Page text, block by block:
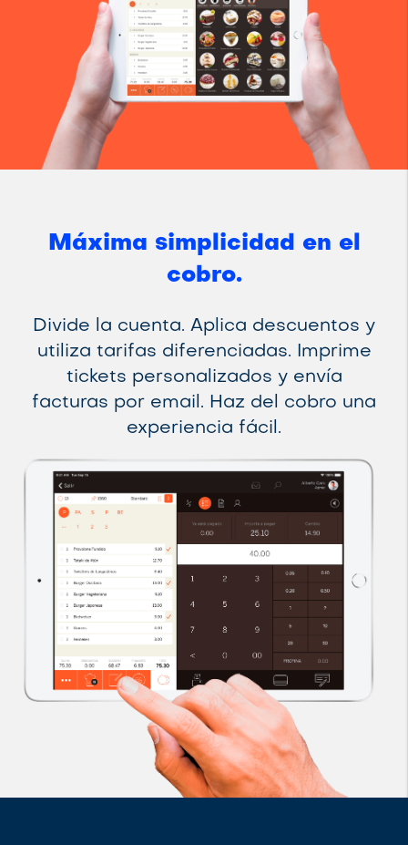
Máxima simplicidad en el
cobro.
Divide la cuenta. Aplica descuentos y
utiliza tarifas diferenciadas. Imprime
tickets personalizados y envía
facturas por email. Haz del cobro una
experiencia fácil.